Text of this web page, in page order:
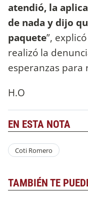
atendió, la
de nada y dijo
paquete”,
realizó la
esperanzas para
H.O
EN ESTA NOTA
Coti Romero
TAMBIÉN TE